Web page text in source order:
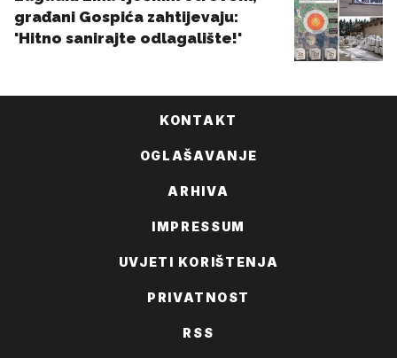
KONTAKT
OGLAŠAVANJE
ARHIVA
IMPRESSUM
UVJETI KORIŠTENJA
PRIVATNOST
RSS